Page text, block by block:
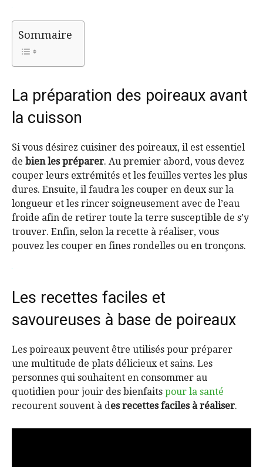
Sommaire
La préparation des poireaux avant
la cuisson
Si vous désirez cuisiner des poireaux, il est essentiel
de bien les préparer. Au premier abord, vous devez
couper leurs extrémités et les feuilles vertes les plus
dures. Ensuite, il faudra les couper en deux sur la
longueur et les rincer soigneusement avec de l’eau
froide afin de retirer toute la terre susceptible de s’y
trouver. Enfin, selon la recette à réaliser, vous
pouvez les couper en fines rondelles ou en tronçons.
Les recettes faciles et
savoureuses à base de poireaux
Les poireaux peuvent être utilisés pour préparer
une multitude de plats délicieux et sains. Les
personnes qui souhaitent en consommer au
quotidien pour jouir des bienfaits pour la santé
recourent souvent à des recettes faciles à réaliser.